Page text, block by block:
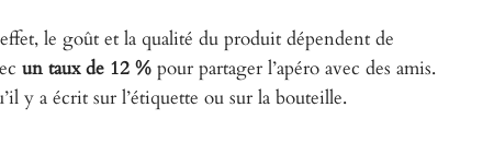
le goût et la qualité du produit dépendent de
un taux de 12 % pour partager l’apéro avec des amis.
y a écrit sur l’étiquette ou sur la bouteille.